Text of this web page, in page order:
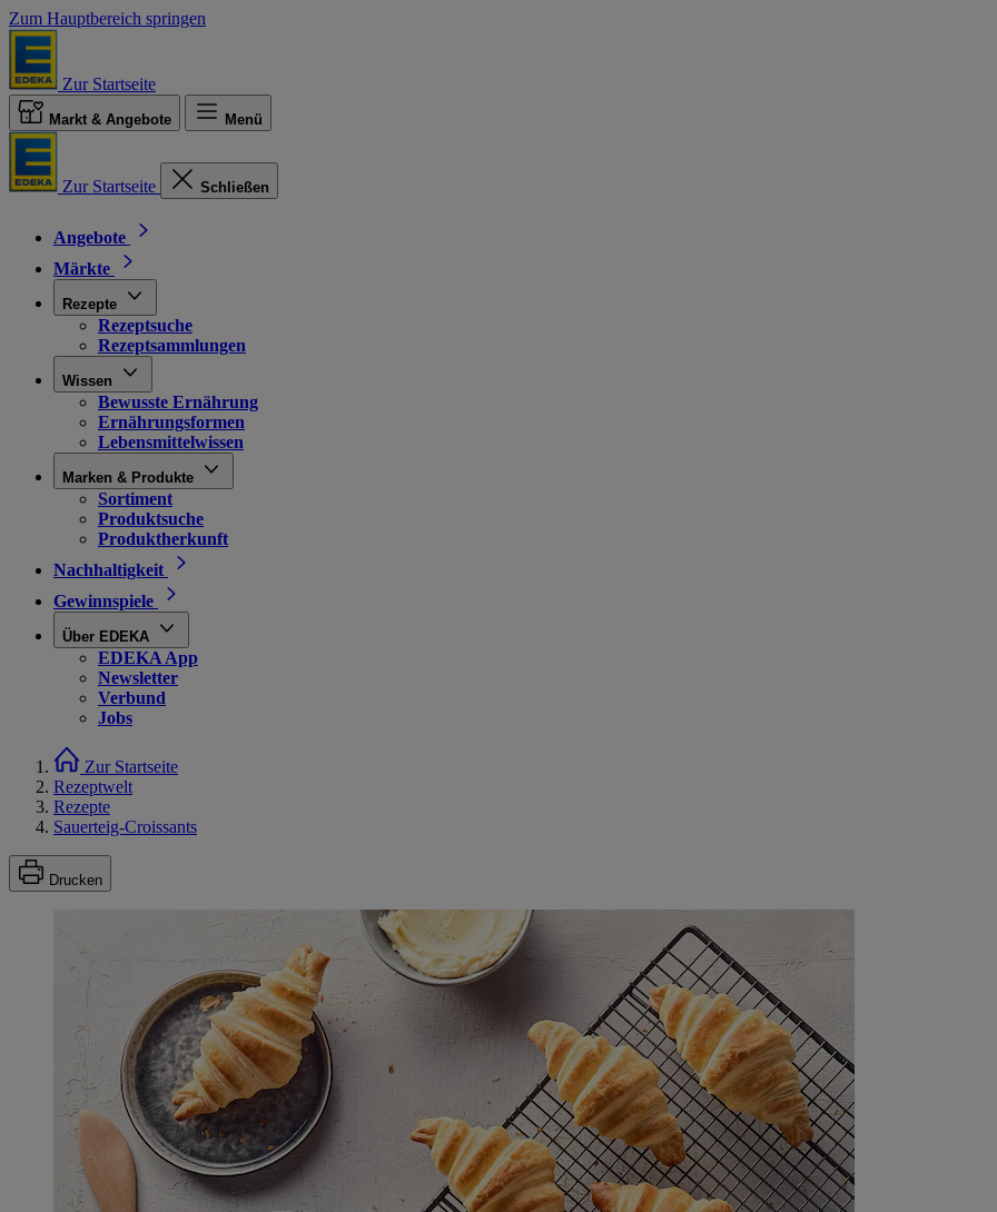
Zum Hauptbereich springen
Zur Startseite
Markt & Angebote Menü
Zur Startseite Schließen
Angebote
Märkte
Rezepte
Rezeptsuche
Rezeptsammlungen
Wissen
Bewusste Ernährung
Ernährungsformen
Lebensmittelwissen
Marken & Produkte
Sortiment
Produktsuche
Produktherkunft
Nachhaltigkeit
Gewinnspiele
Über EDEKA
EDEKA App
Newsletter
Verbund
Jobs
Zur Startseite
Rezeptwelt
Rezepte
Sauerteig-Croissants
Drucken